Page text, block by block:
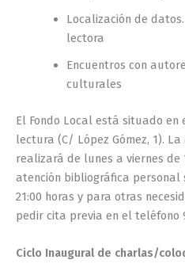
Localización de
lectora
Encuentros con
culturales
El Fondo Local está situado en
lectura (C/ López Gómez, 1).
realizará de lunes a viernes de
atención bibliográfica personal
21:00 horas y para otras
pedir cita previa en el teléfono
Ciclo Inaugural de charlas/